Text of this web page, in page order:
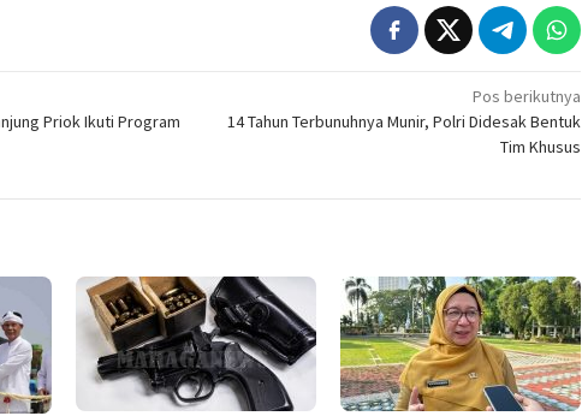
Priok Ikuti Program
Pos berikutnya
14 Tahun Terbunuhnya Munir, Polri Didesak Bentuk
Tim Khusus